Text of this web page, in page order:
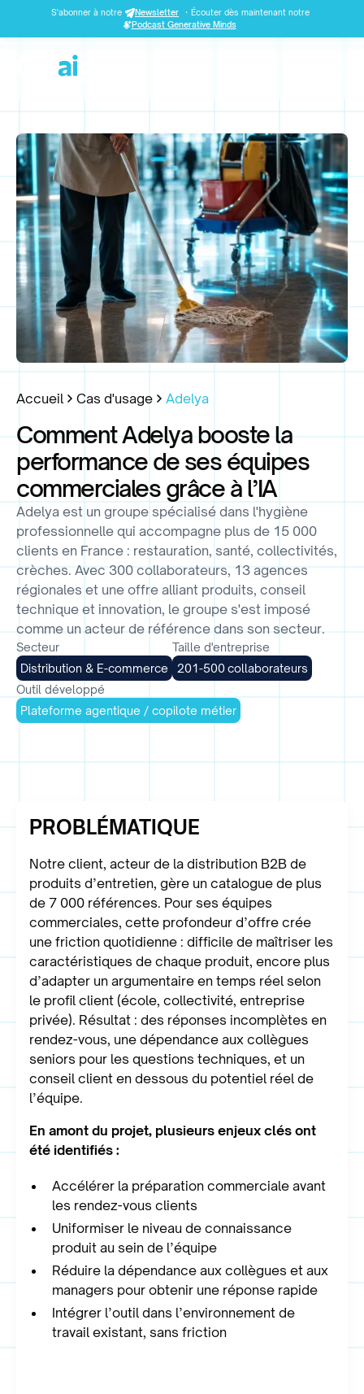
S'abonner à notre Newsletter · Écouter dès maintenant notre
Podcast Generative Minds
Accueil Cas d'usage Adelya
Comment Adelya booste la
performance de ses équipes
commerciales grâce à l’IA
Adelya est un groupe spécialisé dans l'hygiène
professionnelle qui accompagne plus de 15 000
clients en France : restauration, santé, collectivités,
crèches. Avec 300 collaborateurs, 13 agences
régionales et une offre alliant produits, conseil
technique et innovation, le groupe s'est imposé
comme un acteur de référence dans son secteur.
Secteur
Distribution & E-commerce
Taille d'entreprise
201-500 collaborateurs
Outil développé
Plateforme agentique / copilote métier
PROBLÉMATIQUE
Notre client, acteur de la distribution B2B de
produits d’entretien, gère un catalogue de plus
de 7 000 références. Pour ses équipes
commerciales, cette profondeur d’offre crée
une friction quotidienne : difficile de maîtriser les
caractéristiques de chaque produit, encore plus
d’adapter un argumentaire en temps réel selon
le profil client (école, collectivité, entreprise
privée). Résultat : des réponses incomplètes en
rendez-vous, une dépendance aux collègues
seniors pour les questions techniques, et un
conseil client en dessous du potentiel réel de
l’équipe.
En amont du projet, plusieurs enjeux clés ont
été identifiés :
Accélérer la préparation commerciale avant
les rendez-vous clients
Uniformiser le niveau de connaissance
produit au sein de l’équipe
Réduire la dépendance aux collègues et aux
managers pour obtenir une réponse rapide
Intégrer l’outil dans l’environnement de
travail existant, sans friction